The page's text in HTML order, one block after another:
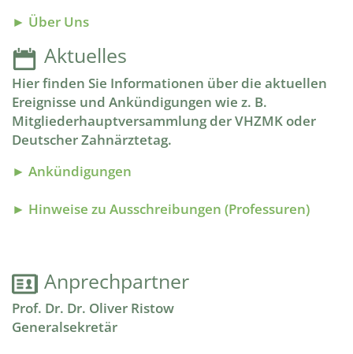
► Über Uns
Aktuelles
Hier finden Sie Informationen über die aktuellen
Ereignisse und Ankündigungen wie z. B.
Mitgliederhauptversammlung der VHZMK oder
Deutscher Zahnärztetag.
► Ankündigungen
► Hinweise zu Ausschreibungen (Professuren)
Anprechpartner
Prof. Dr. Dr. Oliver Ristow
Generalsekretär